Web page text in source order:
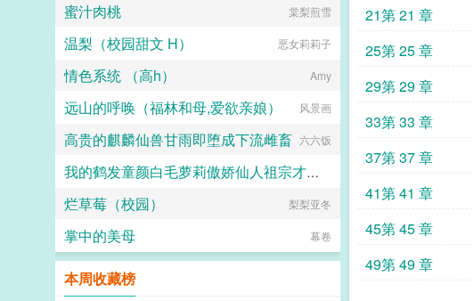
21第 21 章
25第 25 章
29第 29 章
33第 33 章
37第 37 章
41第 41 章
45第 45 章
49第 49 章
蜜汁肉桃 棠梨煎雪
温梨（校园甜文 H） 恶女莉莉子
情色系统 （高h） Amy
远山的呼唤（福林和母,爱欲亲娘） 风景画
高贵的麒麟仙兽甘雨即堕成下流雌畜 六六饭
我的鹤发童颜白毛萝莉傲娇仙人祖宗才不可能被巨根轻浮蛮汉ntr隐奸恶堕
MP9494
烂草莓（校园） 梨梨亚冬
掌中的美母 幕卷
本周收藏榜